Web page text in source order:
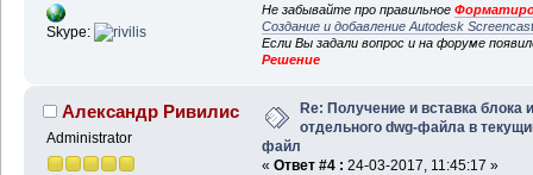
Skype:
Не забывайте про правильное
Создание и добавление Autodesk
Если Вы задали вопрос и на форуме
Решение
Александр Ривилис
Administrator
Re: Получение и вставка блока
отдельного dwg-файла в
файл
« Ответ #4 : 24-03-2017, 11:45:17 »